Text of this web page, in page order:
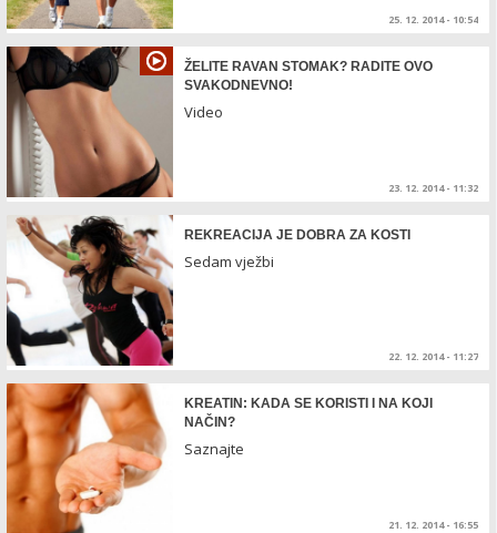
25. 12. 2014 - 10:54
ŽELITE RAVAN STOMAK? RADITE OVO
SVAKODNEVNO!
Video
23. 12. 2014 - 11:32
REKREACIJA JE DOBRA ZA KOSTI
Sedam vježbi
22. 12. 2014 - 11:27
KREATIN: KADA SE KORISTI I NA KOJI
NAČIN?
Saznajte
21. 12. 2014 - 16:55